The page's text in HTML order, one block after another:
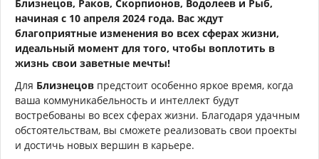
Близнецов, Раков, Скорпионов, Водолеев и Рыб,
начиная с 10 апреля 2024 года. Вас ждут
благоприятные изменения во всех сферах жизни,
идеальный момент для того, чтобы воплотить в
жизнь свои заветные мечты!
Для Близнецов предстоит особенно яркое время, когда
ваша коммуникабельность и интеллект будут
востребованы во всех сферах жизни. Благодаря удачным
обстоятельствам, вы сможете реализовать свои проекты
и достичь новых вершин в карьере.